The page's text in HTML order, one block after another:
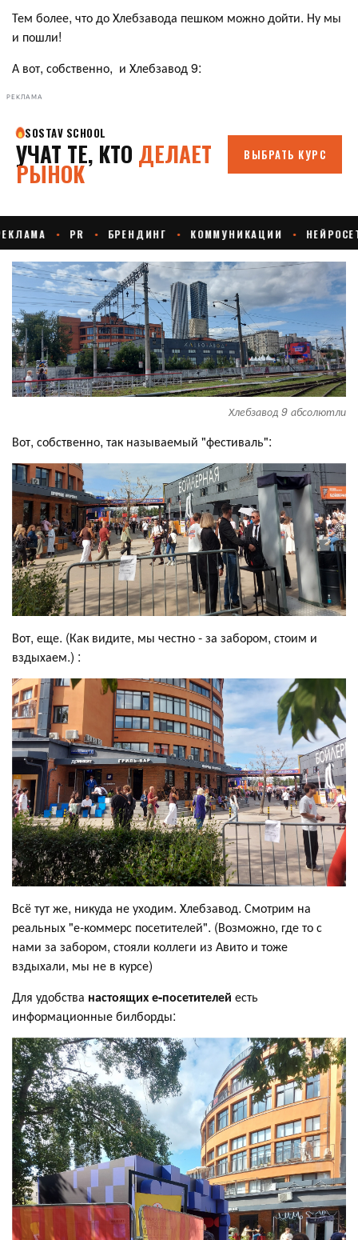
Тем более, что до Хлебзавода пешком можно дойти. Ну мы
и пошли!
А вот, собственно, и Хлебзавод 9:
РЕКЛАМА
Хлебзавод 9 абсолютли
Вот, собственно, так называемый "фестиваль":
Вот, еще. (Как видите, мы честно - за забором, стоим и
вздыхаем.) :
Всё тут же, никуда не уходим. Хлебзавод. Смотрим на
реальных "е-коммерс посетителей". (Возможно, где то с
нами за забором, стояли коллеги из Авито и тоже
вздыхали, мы не в курсе)
Для удобства настоящих е-посетителей есть
информационные билборды: